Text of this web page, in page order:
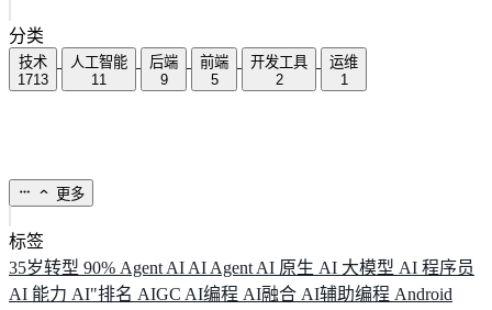
分类
技术
1713
人工智能
11
后端
9
前端
5
开发工具
2
运维
1
更多
标签
35岁转型 90% Agent AI AI Agent AI 原生 AI 大模型 AI 程序员
AI 能力 AI"排名 AIGC AI编程 AI融合 AI辅助编程 Android